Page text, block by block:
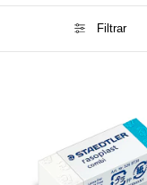
Filtrar